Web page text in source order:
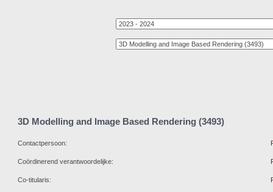
3D Modelling and Image Based Rendering (3493)
Contactpersoon:
Coördinerend verantwoordelijke:
Co-titularis: